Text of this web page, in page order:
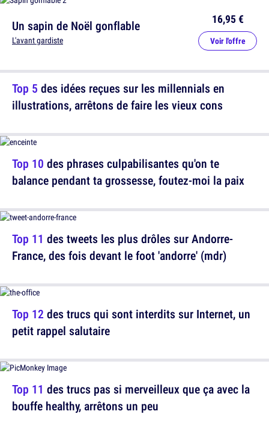
Top 10 des phrases culpabilisantes qu'on te
balance pendant ta grossesse, foutez-moi la paix
Top 12 des trucs qui sont interdits sur Internet, un
petit rappel salutaire
Un sapin de Noël gonflable
L'avant gardiste
16,95 €
Voir l'offre
Top 5 des idées reçues sur les millennials en
illustrations, arrêtons de faire les vieux cons
Top 11 des tweets les plus drôles sur Andorre-
France, des fois devant le foot 'andorre' (mdr)
Top 11 des trucs pas si merveilleux que ça avec la
bouffe healthy, arrêtons un peu